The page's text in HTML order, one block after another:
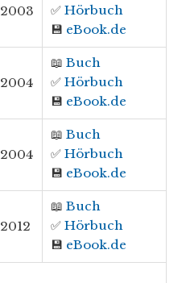
2003
✅ Hörbuch
💾 eBook.de
2004
📖 Buch
✅ Hörbuch
💾 eBook.de
2004
📖 Buch
✅ Hörbuch
💾 eBook.de
2012
📖 Buch
✅ Hörbuch
💾 eBook.de